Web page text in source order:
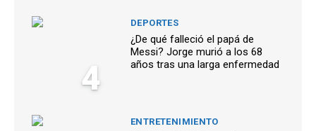
4
DEPORTES
¿De qué falleció el papá de
Messi? Jorge murió a los 68
años tras una larga enfermedad
ENTRETENIMIENTO